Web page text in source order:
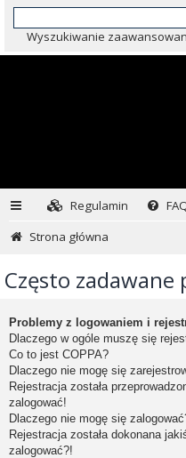
Wyszukiwanie
Regulamin
Strona główna
Często zadawane
Problemy z logowaniem i
Dlaczego w ogóle muszę się
Co to jest COPPA?
Dlaczego nie mogę się
Rejestracja została
zalogować!
Dlaczego nie mogę się
Rejestracja została dokonana
zalogować?!